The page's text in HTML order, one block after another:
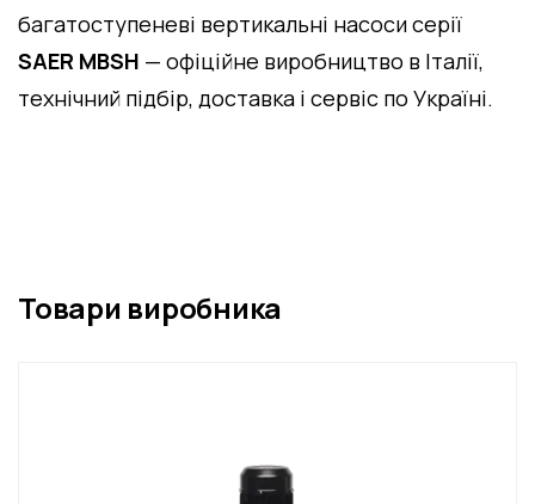
багатоступеневі вертикальні насоси серії
SAER MBSH — офіційне виробництво в Італії,
технічний підбір, доставка і сервіс по Україні.
Товари виробника